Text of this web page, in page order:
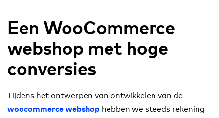
Een WooCommerce
webshop met hoge
conversies
Tijdens het ontwerpen van ontwikkelen van de
woocommerce webshop hebben we steeds rekening